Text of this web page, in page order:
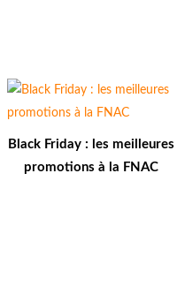
Black Friday : les meilleures
promotions à la FNAC